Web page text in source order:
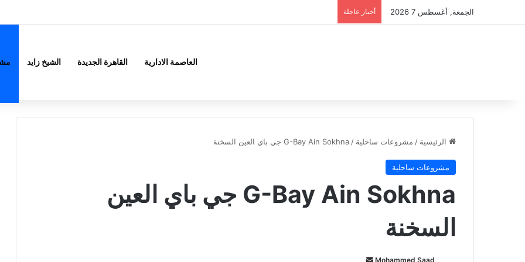
الجمعة, أغسطس 7 2026 أخبار عاجلة
العاصمة الادارية القاهرة الجديدة الشيخ زايد
الرئيسية / مشروعات ساحلية / G-Bay Ain Sokhna جي باي العين السخنة
مشروعات ساحلية
G-Bay Ain Sokhna جي باي العين
السخنة
Mohammed Saad